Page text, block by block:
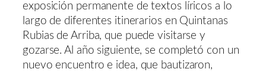
exposición permanente de textos líricos a lo
largo de diferentes itinerarios en Quintanas
Rubias de Arriba, que puede visitarse y
gozarse. Al año siguiente, se completó con un
nuevo encuentro e idea, que bautizaron,